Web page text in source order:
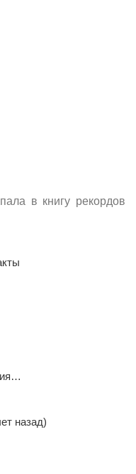
в книгу рекордов
назад)